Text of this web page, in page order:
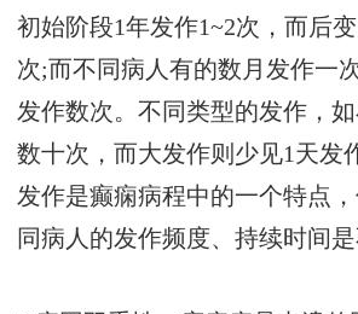
初始阶段1年发作1~2次，而后
次;而不同病人有的数月发作一
发作数次。不同类型的发作，
数十次，而大发作则少见1天发
发作是癫痫病程中的一个特点
同病人的发作频度、持续时间是